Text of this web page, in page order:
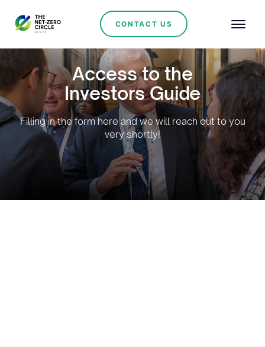
CONTACT US
Access to the
Investors Guide
Filling in the form here and we will reach out to you
very shortly!